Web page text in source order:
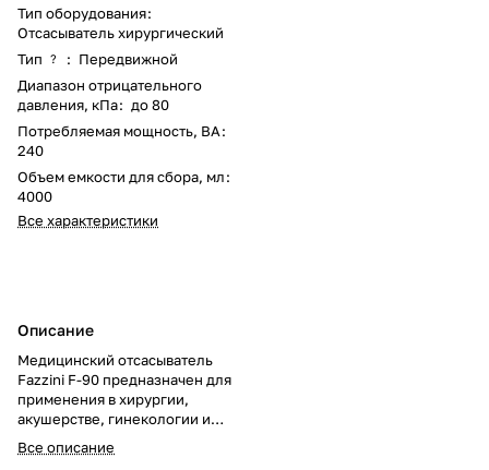
Тип оборудования:
Отсасыватель хирургический
Тип
? : Передвижной
Диапазон отрицательного
давления, кПа: до 80
Потребляемая мощность, ВА:
240
Объем емкости для сбора, мл:
4000
Все характеристики
Описание
Медицинский отсасыватель
Fazzini F-90 предназначен для
применения в хирургии,
акушерстве, гинекологии и
эстетической медицине.
Обеспечивает высокую
Все описание